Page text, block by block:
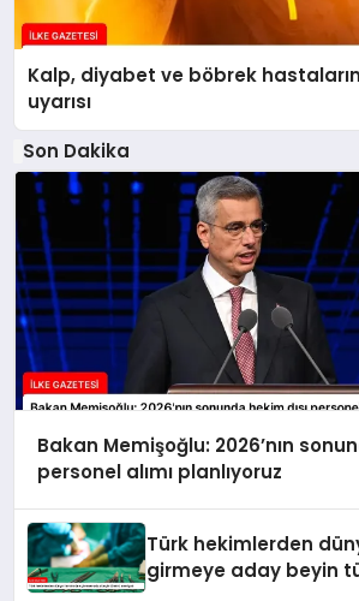
Kalp, diyabet ve böbrek
uyarısı
Son Dakika
Bakan Memişoğlu: 2026’nın
personel alımı planlıyoruz
Türk hekimlerden
girmeye aday beyin